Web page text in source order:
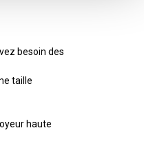
besoin des
taille
haute